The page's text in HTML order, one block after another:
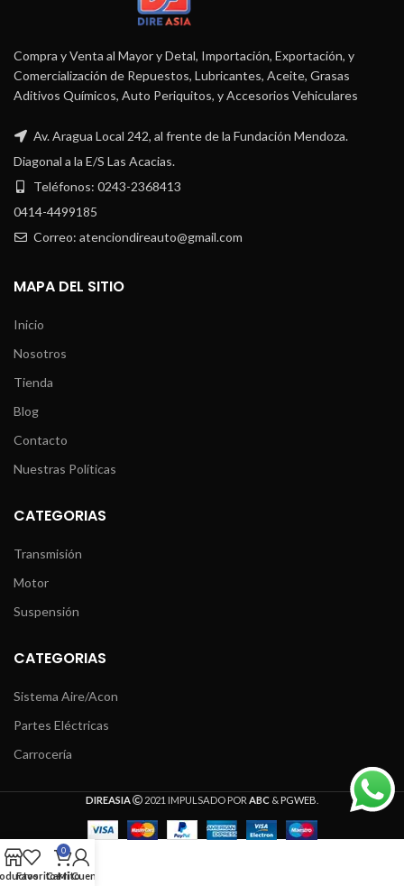
Compra y Venta al Mayor y Detal, Importación, Exportación, y
Comercialización de Repuestos, Lubricantes, Aceite, Grasas
Aditivos Químicos, Auto Periquitos, y Accesorios Vehiculares
Av. Aragua Local 242, al frente de la Fundación Mendoza.
Diagonal a la E/S Las Acacias.
Teléfonos: 0243-2368413
0414-4499185
Correo: atenciondireauto@gmail.com
MAPA DEL SITIO
Inicio
Nosotros
Tienda
Blog
Contacto
Nuestras Políticas
CATEGORIAS
Transmisión
Motor
Suspensión
CATEGORIAS
Sistema Aire/Acon
Partes Eléctricas
Carrocería
DIREASIA 2021 IMPULSADO POR ABC &PGWEB
Favoritos
0
Carrito
Mi Cuenta